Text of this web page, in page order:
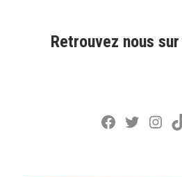
Retrouvez nous
Facebook
Twitter